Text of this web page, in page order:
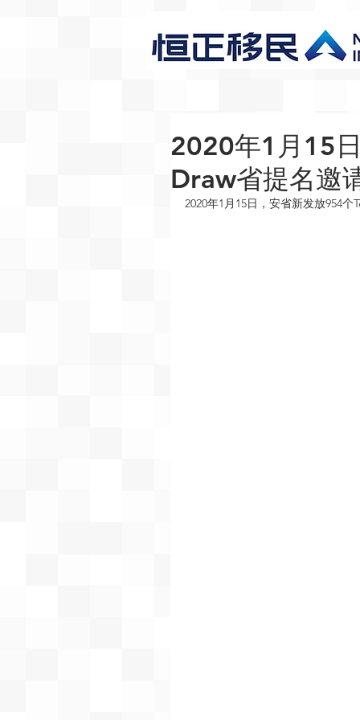
2020年1月15
Draw省提名邀
2020年1月15日，安省新发放954